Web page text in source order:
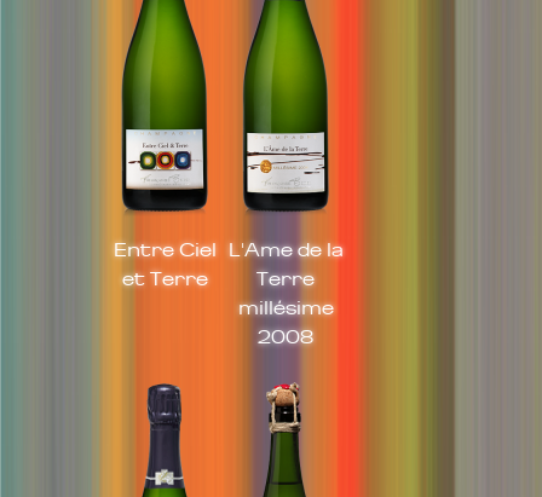
Entre Ciel
et Terre
L'Ame de la
Terre
millésime
2008